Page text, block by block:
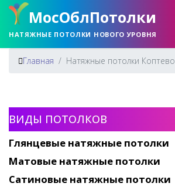
МосОблПотолки
НАТЯЖНЫЕ ПОТОЛКИ НОВОГО УРОВНЯ
Главная Натяжные потолки Коптево
ВИДЫ ПОТОЛКОВ
Глянцевые натяжные потолки
Матовые натяжные потолки
Сатиновые натяжные потолки